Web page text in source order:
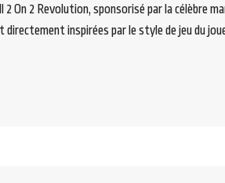
On 2 Revolution, sponsorisé par la célèbre
inspirées par le style de jeu du